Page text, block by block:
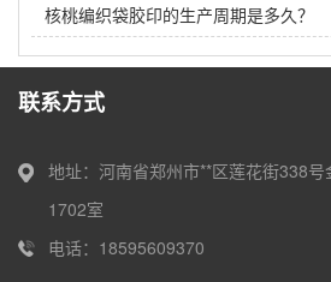
核桃编织袋胶印的生产周期是多久？
联系方式
地址：河南省郑州市**区莲花街338
1702室
电话：18595609370